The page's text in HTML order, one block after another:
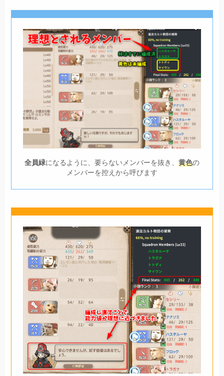
全員緑になるように、要らないメンバーを抜き、 黄色の
メンバーを控えから呼びます